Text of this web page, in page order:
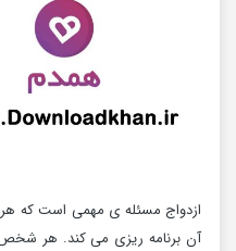
ازدواج مسئله ی مهمی است که هر
آن برنامه ریزی می کند. هر شخص